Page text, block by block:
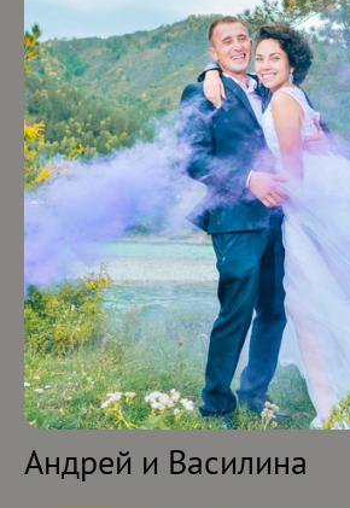
Андрей и Василина